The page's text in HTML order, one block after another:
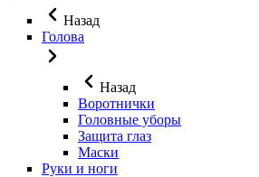
Назад
Голова
Назад
Воротнички
Головные уборы
Защита глаз
Маски
Руки и ноги